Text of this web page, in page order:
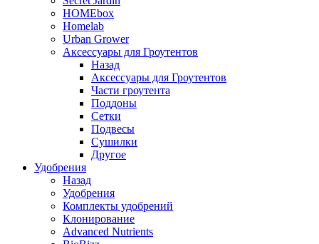
HOMEbox
Homelab
Urban Grower
Аксессуары для Гроутентов
Назад
Аксессуары для Гроутентов
Части гроутента
Поддоны
Сетки
Подвесы
Сушилки
Другое
Удобрения
Назад
Удобрения
Комплекты удобрений
Клонирование
Advanced Nutrients